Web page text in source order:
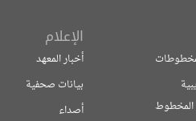
الإعلام
أخبار المعهد
بيانات صحفية
أصداء
المخطوط